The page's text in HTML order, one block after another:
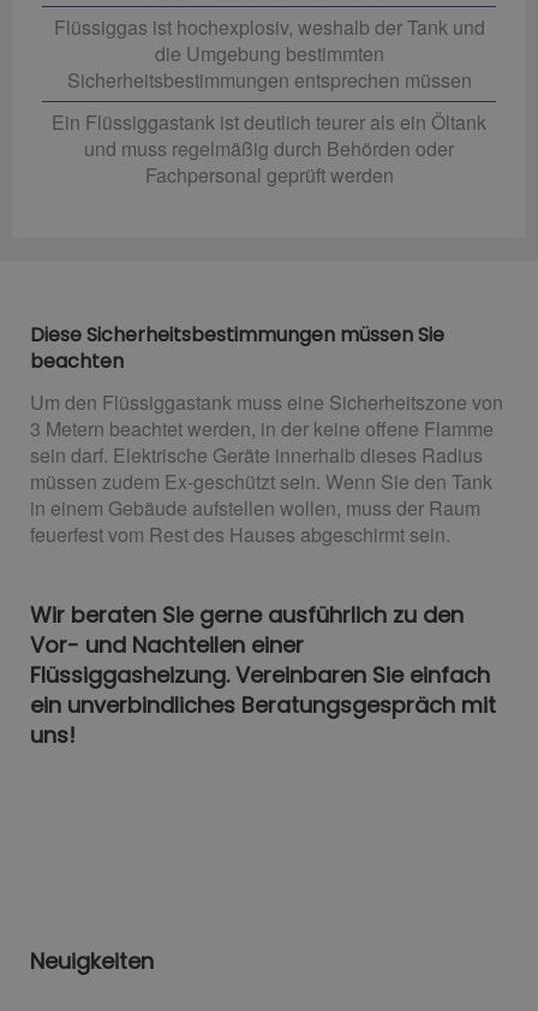
Flüssiggas ist hochexplosiv, weshalb der Tank und
die Umgebung bestimmten
Sicherheitsbestimmungen entsprechen müssen
Ein Flüssiggastank ist deutlich teurer als ein Öltank
und muss regelmäßig durch Behörden oder
Fachpersonal geprüft werden
Diese Sicherheitsbestimmungen müssen Sie
beachten
Um den Flüssiggastank muss eine Sicherheitszone von
3 Metern beachtet werden, in der keine offene Flamme
sein darf. Elektrische Geräte innerhalb dieses Radius
müssen zudem Ex-geschützt sein. Wenn Sie den Tank
in einem Gebäude aufstellen wollen, muss der Raum
feuerfest vom Rest des Hauses abgeschirmt sein.
Wir beraten Sie gerne ausführlich zu den
Vor- und Nachteilen einer
Flüssiggasheizung. Vereinbaren Sie einfach
ein unverbindliches Beratungsgespräch mit
uns!
Neuigkeiten